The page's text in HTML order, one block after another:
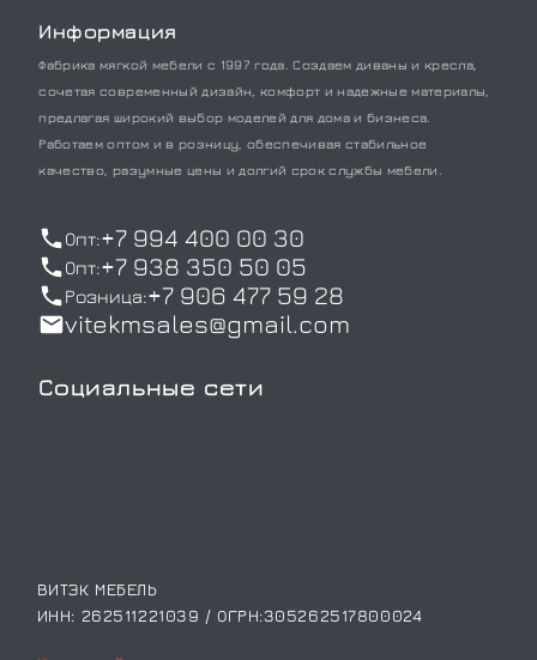
Опт:+7 994 400 00 30
Опт:+7 938 350 50 05
Розница:+7 906 477 59 28
vitekmsales@gmail.com
Социальные сети
Информация
Фабрика мягкой мебели с 1997 года. Создаем диваны и кресла,
сочетая современный дизайн, комфорт и надежные материалы,
предлагая широкий выбор моделей для дома и бизнеса.
Работаем оптом и в розницу, обеспечивая стабильное
качество, разумные цены и долгий срок службы мебели.
ВИТЭК МЕБЕЛЬ
ИНН: 262511221039 / ОГРН:305262517800024